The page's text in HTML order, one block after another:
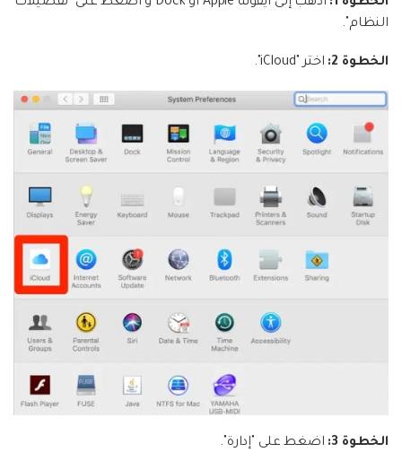
النظام".
الخطوة 2: اختر "iCloud".
الخطوة 3: اضغط على "إدارة".